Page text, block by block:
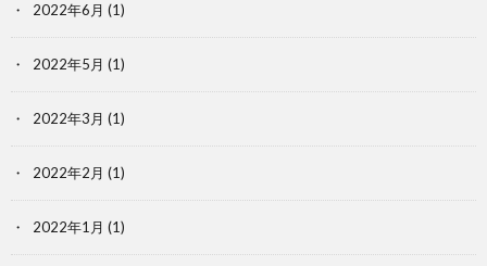
2022年6月 (1)
2022年5月 (1)
2022年3月 (1)
2022年2月 (1)
2022年1月 (1)